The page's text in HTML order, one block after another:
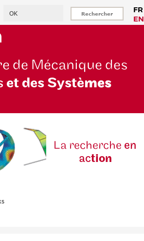
FR
EN
de Mécanique des
et des Systèmes
La recherche en
action